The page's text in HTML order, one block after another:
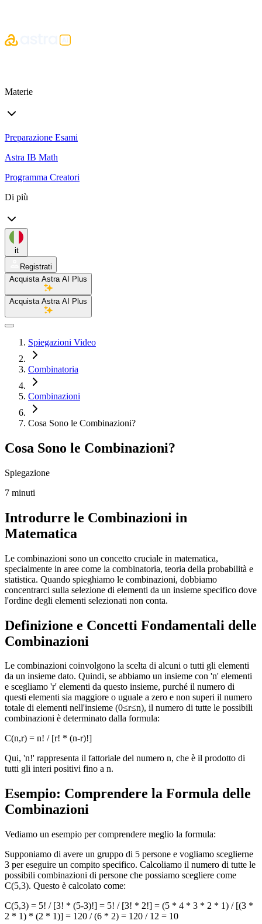
Materie
Preparazione Esami
Astra IB Math
Programma Creatori
Di più
it
Registrati
Acquista Astra AI Plus
Acquista Astra AI Plus
Spiegazioni Video
Combinatoria
Combinazioni
Cosa Sono le Combinazioni?
Cosa Sono le Combinazioni?
Spiegazione
7 minuti
Introdurre le Combinazioni in
Matematica
Le combinazioni sono un concetto cruciale in matematica,
specialmente in aree come la combinatoria, teoria della probabilità e
statistica. Quando spieghiamo le combinazioni, dobbiamo
concentrarci sulla selezione di elementi da un insieme specifico dove
l'ordine degli elementi selezionati non conta.
Definizione e Concetti Fondamentali delle
Combinazioni
Le combinazioni coinvolgono la scelta di alcuni o tutti gli elementi
da un insieme dato. Quindi, se abbiamo un insieme con 'n' elementi
e scegliamo 'r' elementi da questo insieme, purché il numero di
questi elementi sia maggiore o uguale a zero e non superi il numero
totale di elementi nell'insieme (0≤r≤n), il numero di tutte le possibili
combinazioni è determinato dalla formula:
C(n,r) = n! / [r! * (n-r)!]
Qui, 'n!' rappresenta il fattoriale del numero n, che è il prodotto di
tutti gli interi positivi fino a n.
Esempio: Comprendere la Formula delle
Combinazioni
Vediamo un esempio per comprendere meglio la formula:
Supponiamo di avere un gruppo di 5 persone e vogliamo sceglierne
3 per eseguire un compito specifico. Calcoliamo il numero di tutte le
possibili combinazioni di persone che possiamo scegliere come
C(5,3). Questo è calcolato come:
C(5,3) = 5! / [3! * (5-3)!] = 5! / [3! * 2!] = (5 * 4 * 3 * 2 * 1) / [(3 *
2 * 1) * (2 * 1)] = 120 / (6 * 2) = 120 / 12 = 10